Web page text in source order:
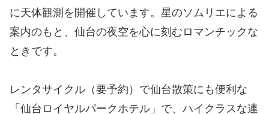
に天体観測を開催しています。星のソムリエによる
案内のもと、仙台の夜空を心に刻むロマンチックな
ときです。
レンタサイクル（要予約）で仙台散策にも便利な
「仙台ロイヤルパークホテル」で、ハイクラスな連